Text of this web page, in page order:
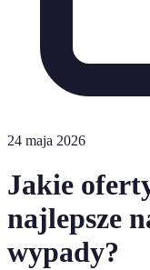
24 maja 2026
Jakie
najlepsze
wypady?